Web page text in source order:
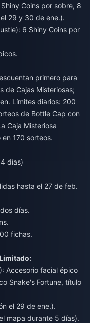
Coins por sobre, 8
29 y 30 de ene.).
6 Shiny Coins por
primero para
de Cajas Misteriosas;
Límites diarios: 200
de Bottle Cap con
Caja Misteriosa
170 sorteos.
días)
hasta el 27 de feb.
días.
fichas.
Accesorio facial épico
Snake's Fortune, título
el 29 de ene.).
mapa durante 5 días).